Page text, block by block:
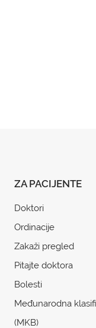
ZA PACIJENTE
Doktori
Ordinacije
Zakaži pregled
Pitajte doktora
Bolesti
Međunarodna
(MKB)